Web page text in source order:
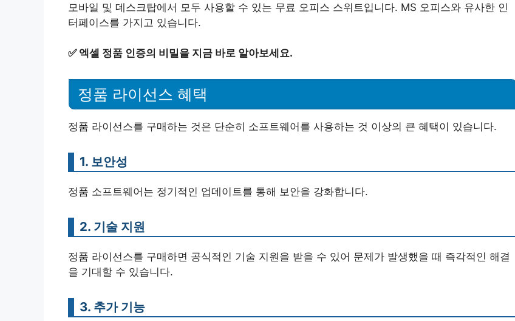
모바일 및 데스크탑에서 모두 사용할 수 있는 무료 오피스 스위트입니다. MS 오피스와 유사한 인
터페이스를 가지고 있습니다.
✅ 엑셀 정품 인증의 비밀을 지금 바로 알아보세요.
정품 라이선스 혜택
정품 라이선스를 구매하는 것은 단순히 소프트웨어를 사용하는 것 이상의 큰 혜택이 있습니다.
1. 보안성
정품 소프트웨어는 정기적인 업데이트를 통해 보안을 강화합니다.
2. 기술 지원
정품 라이선스를 구매하면 공식적인 기술 지원을 받을 수 있어 문제가 발생했을 때 즉각적인 해결
을 기대할 수 있습니다.
3. 추가 기능